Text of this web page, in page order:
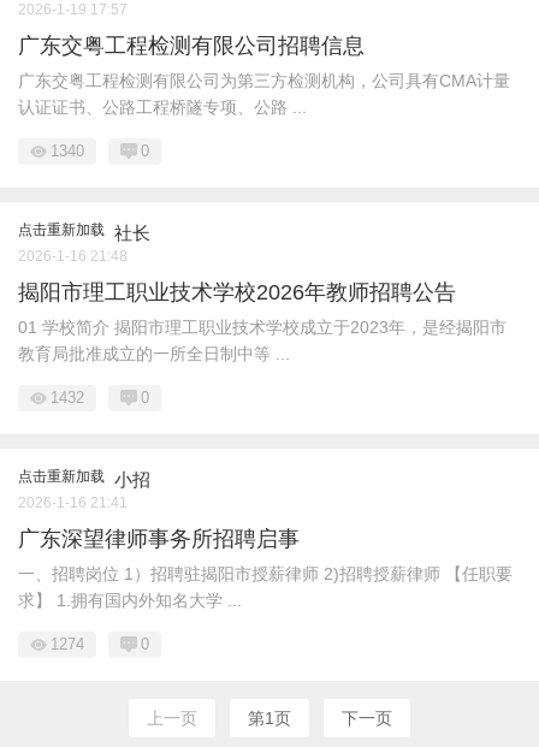
2026-1-19 17:57
广东交粤工程检测有限公司招聘信息
广东交粤工程检测有限公司为第三方检测机构，公司具有CMA计量
认证证书、公路工程桥隧专项、公路 ...
1340 0
点击重新加载 社长
2026-1-16 21:48
揭阳市理工职业技术学校2026年教师招聘公告
01 学校简介 揭阳市理工职业技术学校成立于2023年，是经揭阳市
教育局批准成立的一所全日制中等 ...
1432 0
点击重新加载 小招
2026-1-16 21:41
广东深望律师事务所招聘启事
一、招聘岗位 1）招聘驻揭阳市授薪律师 2)招聘授薪律师 【任职要
求】 1.拥有国内外知名大学 ...
1274 0
上一页 第1页 下一页